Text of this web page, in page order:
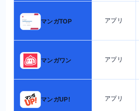
マンガTOP アプリ
マンガワン アプリ
マンガUP! アプリ